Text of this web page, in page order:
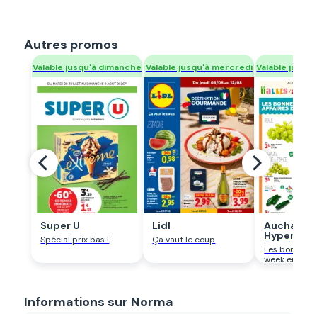
Autres promos
Regarder
Super U
Spécial prix bas !
Regarder
Lidl
Ça vaut le coup
Auchan
Les bons
week end
Informations sur Norma